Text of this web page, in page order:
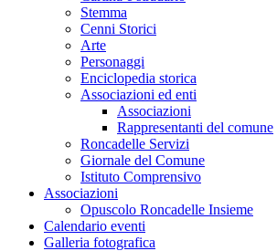
Stemma
Cenni Storici
Arte
Personaggi
Enciclopedia storica
Associazioni ed enti
Associazioni
Rappresentanti del comune
Roncadelle Servizi
Giornale del Comune
Istituto Comprensivo
Associazioni
Opuscolo Roncadelle Insieme
Calendario eventi
Galleria fotografica